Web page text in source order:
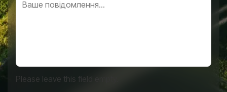
Please leave this field empty.